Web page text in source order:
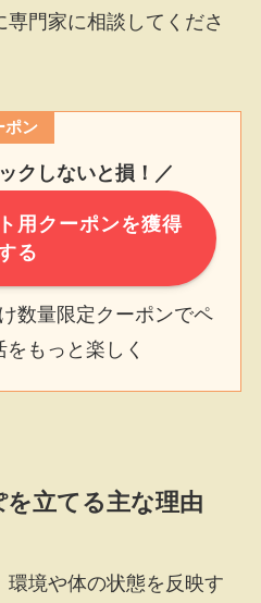
門家に相談してくださ
ポン
クしないと損！／
用クーポンを獲得
る
数量限定クーポンでペ
をもっと楽しく
立てる主な理由
環境や体の状態を反映す